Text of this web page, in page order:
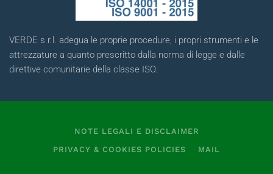
VERDE s.r.l. adegua le proprie procedure, i propri strumenti e le
attrezzature a quanto prescritto dalla norma di legge e dalle
direttive comunitarie della classe ISO.
NOTE LEGALI E DISCLAIMER
PRIVACY & COOKIES POLICIES
MAIL